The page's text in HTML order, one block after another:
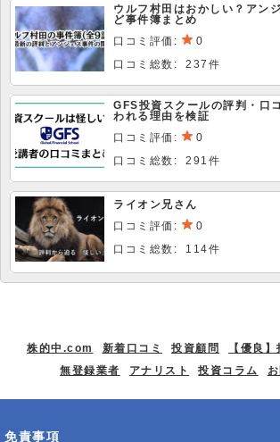
ウルフ村田はおかしい？アン
ど事件簿まとめ
口コミ評価:
0
口コミ総数: 237件
GFS投資スクールの評判・口
われる理由を検証
口コミ評価:
0
口コミ総数: 291件
ライオン兄さん
口コミ評価:
0
口コミ総数: 114件
株的中.com 新着口コミ 投資顧問
【優良
無登録業者
アナリスト 投資コラム
免責事項